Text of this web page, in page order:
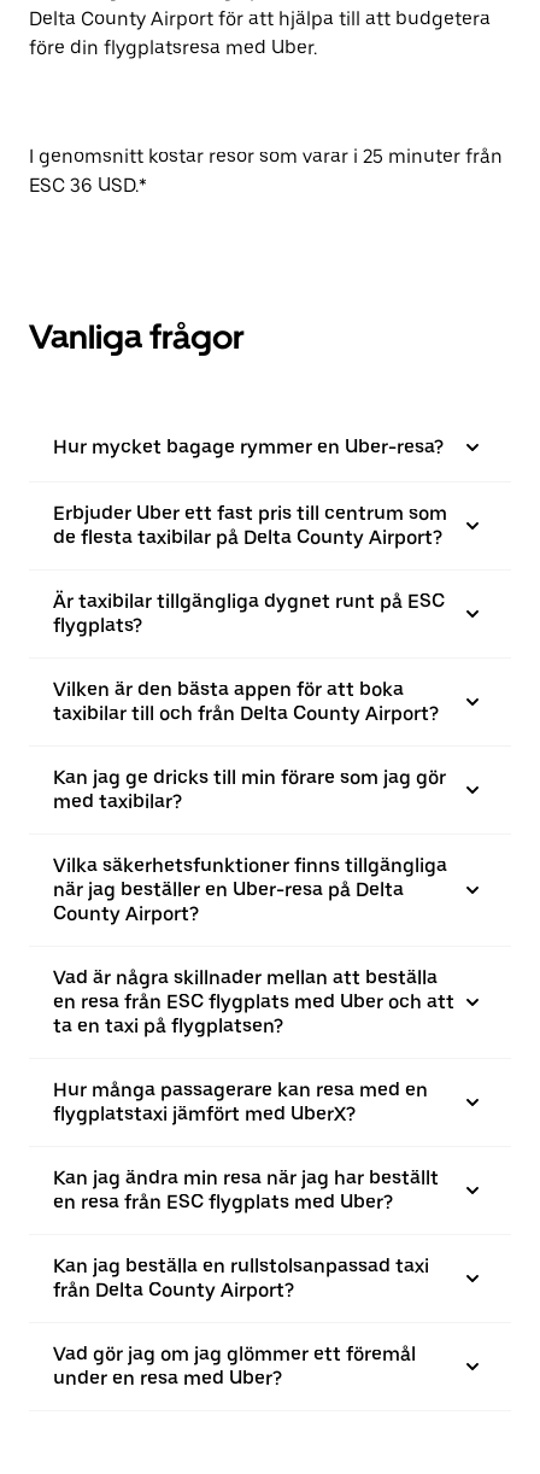
Delta County Airport för att hjälpa till att budgetera
före din flygplatsresa med Uber.
I genomsnitt kostar resor som varar i 25 minuter från
ESC 36 USD.*
Vanliga frågor
Hur mycket bagage rymmer en Uber-resa?
Erbjuder Uber ett fast pris till centrum som
de flesta taxibilar på Delta County Airport?
Är taxibilar tillgängliga dygnet runt på ESC
flygplats?
Vilken är den bästa appen för att boka
taxibilar till och från Delta County Airport?
Kan jag ge dricks till min förare som jag gör
med taxibilar?
Vilka säkerhetsfunktioner finns tillgängliga
när jag beställer en Uber-resa på Delta
County Airport?
Vad är några skillnader mellan att beställa
en resa från ESC flygplats med Uber och att
ta en taxi på flygplatsen?
Hur många passagerare kan resa med en
flygplatstaxi jämfört med UberX?
Kan jag ändra min resa när jag har beställt
en resa från ESC flygplats med Uber?
Kan jag beställa en rullstolsanpassad taxi
från Delta County Airport?
Vad gör jag om jag glömmer ett föremål
under en resa med Uber?